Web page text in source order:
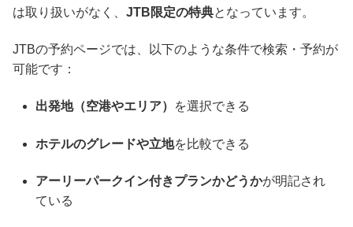
は取り扱いがなく、 JTB限定の特典となっています。
JTBの予約ページでは、以下のような条件で検索・予約が
可能です：
出発地（空港やエリア） を選択できる
ホテルのグレードや立地を比較できる
アーリーパークイン付きプランかどうかが明記され
ている